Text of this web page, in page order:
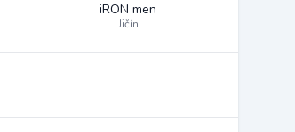
iRON men
Jičín